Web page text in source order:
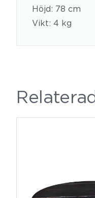
Höjd: 78 cm
Vikt: 4 kg